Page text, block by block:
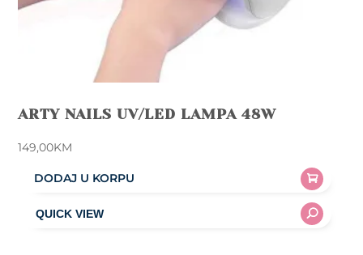
ARTY NAILS UV/LED LAMPA 48W
149,00KM
DODAJ U KORPU